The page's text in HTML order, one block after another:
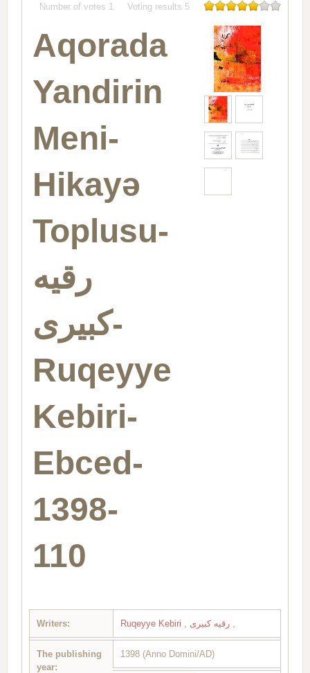
Number of votes 1 Voting results 5
Aqorada
Yandirin
Meni-
Hikayə
Toplusu-
رقیه
کبیری-
Ruqeyye
Kebiri-
Ebced-
1398-
110
Writers: Ruqeyye Kebiri
The publishing
year:
1398 (Anno Domini/AD)